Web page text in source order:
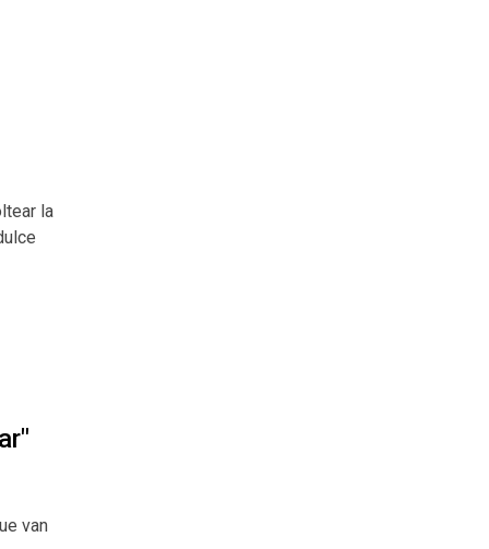
la
van